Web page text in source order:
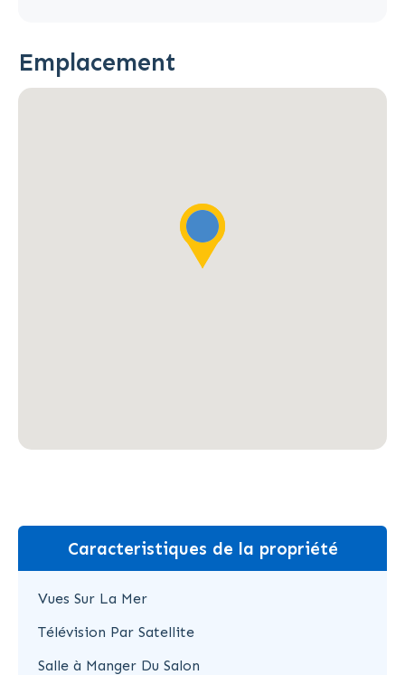
Emplacement
Caracteristiques de la propriété
Vues Sur La Mer
Télévision Par Satellite
Salle à Manger Du Salon